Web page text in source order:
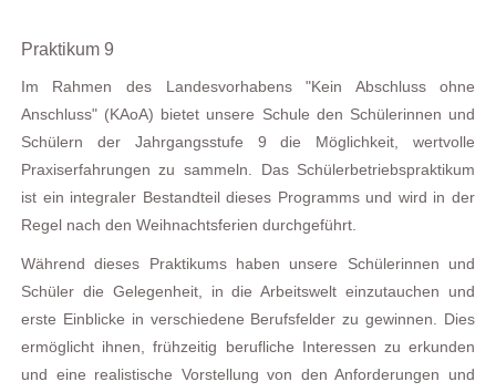
Praktikum 9
Im Rahmen des Landesvorhabens "Kein Abschluss ohne
Anschluss" (KAoA) bietet unsere Schule den Schülerinnen und
Schülern der Jahrgangsstufe 9 die Möglichkeit, wertvolle
Praxiserfahrungen zu sammeln. Das Schülerbetriebspraktikum
ist ein integraler Bestandteil dieses Programms und wird in der
Regel nach den Weihnachtsferien durchgeführt.
Während dieses Praktikums haben unsere Schülerinnen und
Schüler die Gelegenheit, in die Arbeitswelt einzutauchen und
erste Einblicke in verschiedene Berufsfelder zu gewinnen. Dies
ermöglicht ihnen, frühzeitig berufliche Interessen zu erkunden
und eine realistische Vorstellung von den Anforderungen und